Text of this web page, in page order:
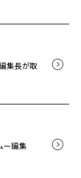
集長が取
ー編集